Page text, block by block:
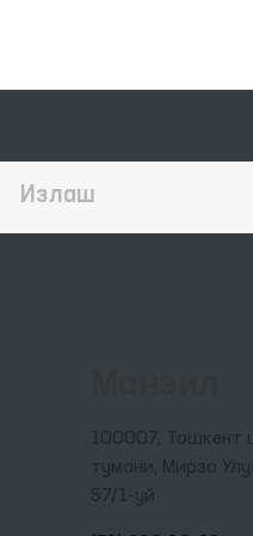
100007, Тошкент
тумани, Мирзо
57/1-уй